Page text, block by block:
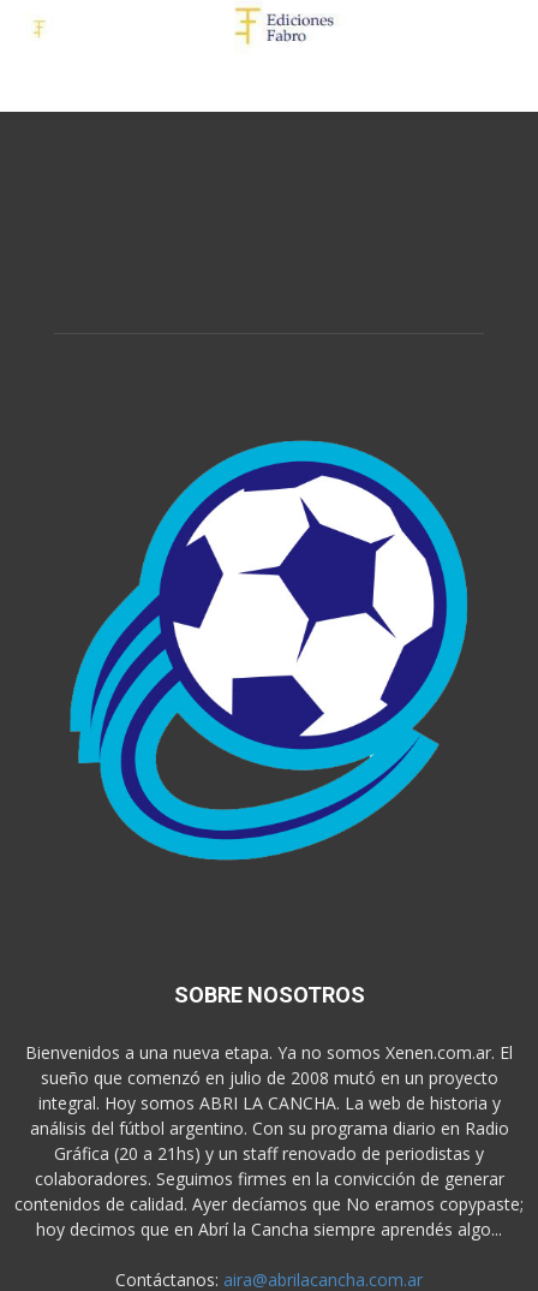
SOBRE NOSOTROS
Bienvenidos a una nueva etapa. Ya no somos Xenen.com.ar. El
sueño que comenzó en julio de 2008 mutó en un proyecto
integral. Hoy somos ABRI LA CANCHA. La web de historia y
análisis del fútbol argentino. Con su programa diario en Radio
Gráfica (20 a 21hs) y un staff renovado de periodistas y
colaboradores. Seguimos firmes en la convicción de generar
contenidos de calidad. Ayer decíamos que No eramos copypaste;
hoy decimos que en Abrí la Cancha siempre aprendés algo...
Contáctanos: aira@abrilacancha.com.ar